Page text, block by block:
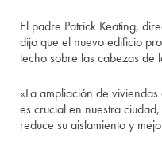
El padre Patrick Keating,
dijo que el nuevo edificio
techo sobre las cabezas de
«La ampliación de
es crucial en nuestra
reduce su aislamiento y